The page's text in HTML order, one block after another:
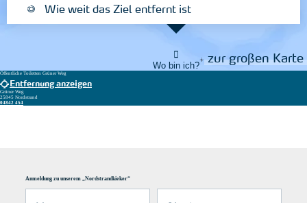
Wo bin ich?
Wie weit das Ziel entfernt ist
zur großen Karte
Öffentliche Toiletten Grüner Weg
Entfernung anzeigen
Grüner Weg
25845 Nordstrand
04842 454
Anmeldung zu unserem „Nordstrandkieker“